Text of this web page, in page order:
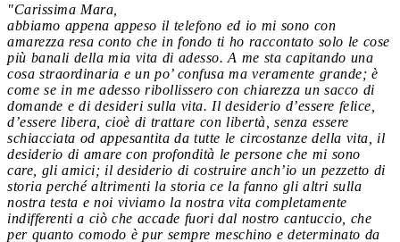
"Carissima Mara,
abbiamo appena appeso il telefono ed io mi sono con
amarezza resa conto che in fondo ti ho raccontato solo le cose
più banali della mia vita di adesso. A me sta capitando una
cosa straordinaria e un po’ confusa ma veramente grande; è
come se in me adesso ribollissero con chiarezza un sacco di
domande e di desideri sulla vita. Il desiderio d’essere felice,
d’essere libera, cioè di trattare con libertà, senza essere
schiacciata od appesantita da tutte le circostanze della vita, il
desiderio di amare con profondità le persone che mi sono
care, gli amici; il desiderio di costruire anch’io un pezzetto di
storia perché altrimenti la storia ce la fanno gli altri sulla
nostra testa e noi viviamo la nostra vita completamente
indifferenti a ciò che accade fuori dal nostro cantuccio, che
per quanto comodo è pur sempre meschino e determinato da